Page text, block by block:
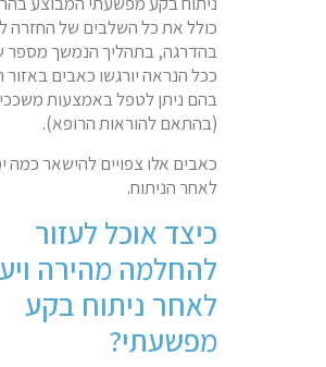
כולל את כל השלבים של החזרה
בהדרגה, בתהליך הנמשך מספר
ככל הנראה יורגשו כאבים באזור
בהם ניתן לטפל באמצעות
(בהתאם להוראות הרופא).
כאבים אלו צפויים להישאר כמה
לאחר הניתוח.
כיצד אוכל לעזור
להחלמה מהירה
לאחר ניתוח בקע
מפשעתי?